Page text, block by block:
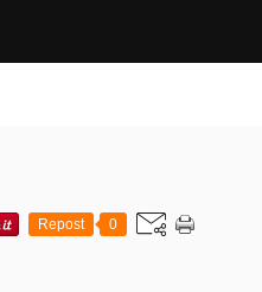
Repost 0